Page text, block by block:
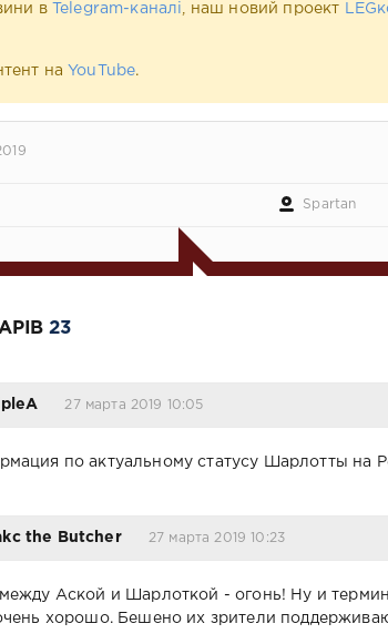
в Telegram-каналі , наш новий проект
на YouTube.
Spartan
23
27 марта 2019 10:05
по актуальному статусу Шарлотты на
the Butcher 27 марта 2019 10:23
Аской и Шарлоткой - огонь! Ну и
хорошо. Бешено их зрители